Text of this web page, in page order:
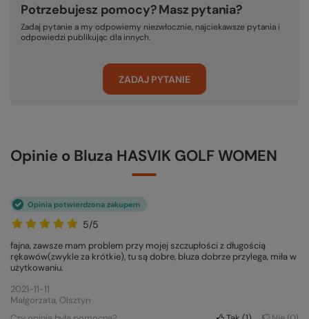
Potrzebujesz pomocy? Masz pytania?
Zadaj pytanie a my odpowiemy niezwłocznie, najciekawsze pytania i
odpowiedzi publikując dla innych.
ZADAJ PYTANIE
Opinie o Bluza HASVIK GOLF WOMEN
5/5
Opinia potwierdzona zakupem
fajna, zawsze mam problem przy mojej szczupłości z długością
rękawów(zwykle za krótkie), tu są dobre, bluza dobrze przylega, miła w
użytkowaniu.
2021-11-11
Małgorzata, Olsztyn